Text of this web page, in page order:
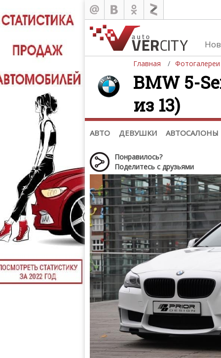
Главная Фотогалереи
BMW 5-
из 13)
АВТО ДЕВУШКИ АВТОСАЛОНЫ
Автомобили
Последние добавления
Список марок
(+1102)
Понравилось?
Поделитесь с друзьями